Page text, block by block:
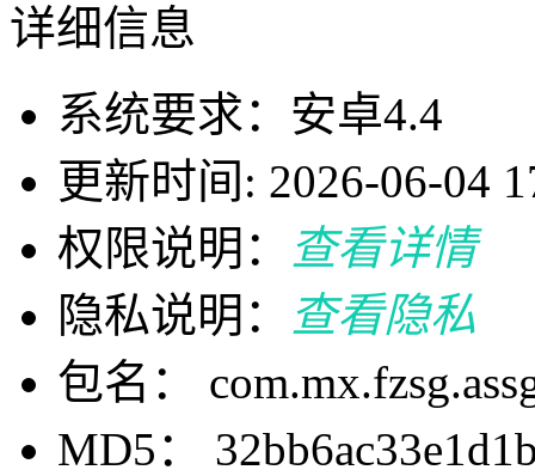
详细信息
系统要求：安卓4.4
更新时间: 2026-06-04
权限说明：
查看详情
隐私说明：
查看隐私
包名：
MD5：